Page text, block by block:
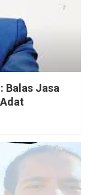
Balas Jasa